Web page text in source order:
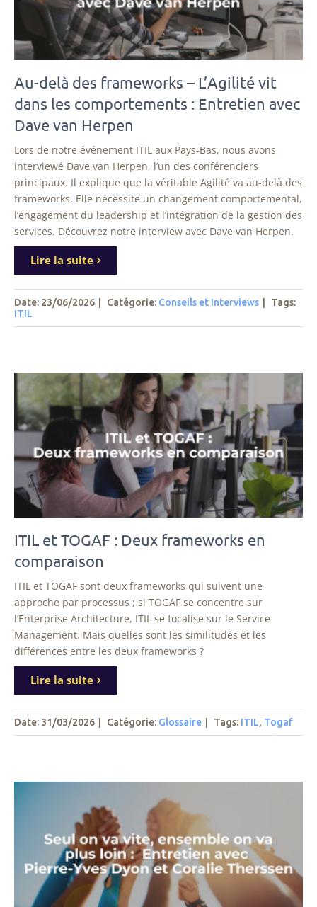
Au-delà des frameworks – L’Agilité vit
dans les comportements : Entretien avec
Dave van Herpen
Lors de notre événement ITIL aux Pays-Bas, nous avons
interviewé Dave van Herpen, l’un des conférenciers
principaux. Il explique que la véritable Agilité va au-delà des
frameworks. Elle nécessite un changement comportemental,
l’engagement du leadership et l’intégration de la gestion des
services. Découvrez notre interview avec Dave van Herpen.
Lire la suite
Date: 23/06/2026 Catégorie: Conseils et Interviews Tags:
ITIL
ITIL et TOGAF : Deux frameworks en
comparaison
ITIL et TOGAF sont deux frameworks qui suivent une
approche par processus ; si TOGAF se concentre sur
l’Enterprise Architecture, ITIL se focalise sur le Service
Management. Mais quelles sont les similitudes et les
différences entre les deux frameworks ?
Lire la suite
Date: 31/03/2026 Catégorie: Glossaire Tags: ITIL, Togaf